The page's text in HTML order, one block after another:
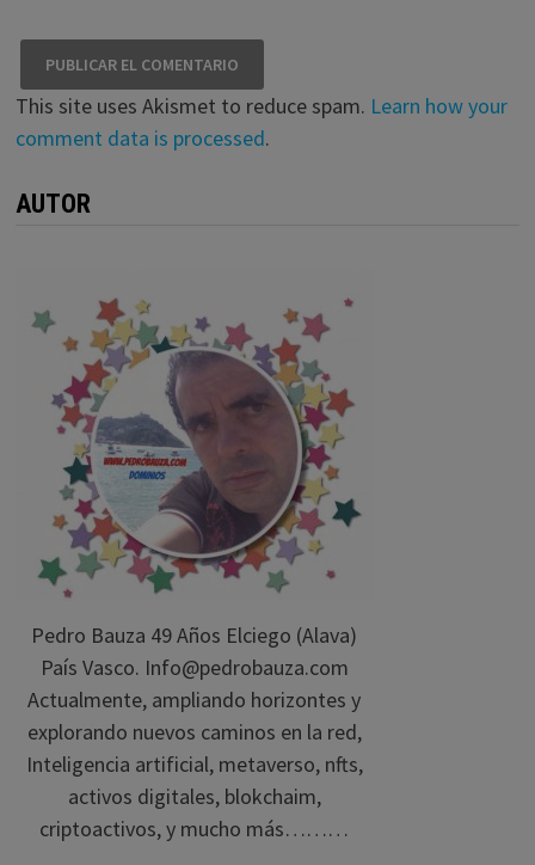
This site uses Akismet to reduce spam. Learn how your
comment data is processed.
AUTOR
Pedro Bauza 49 Años Elciego (Alava)
País Vasco. Info@pedrobauza.com
Actualmente, ampliando horizontes y
explorando nuevos caminos en la red,
Inteligencia artificial, metaverso, nfts,
activos digitales, blokchaim,
criptoactivos, y mucho más………